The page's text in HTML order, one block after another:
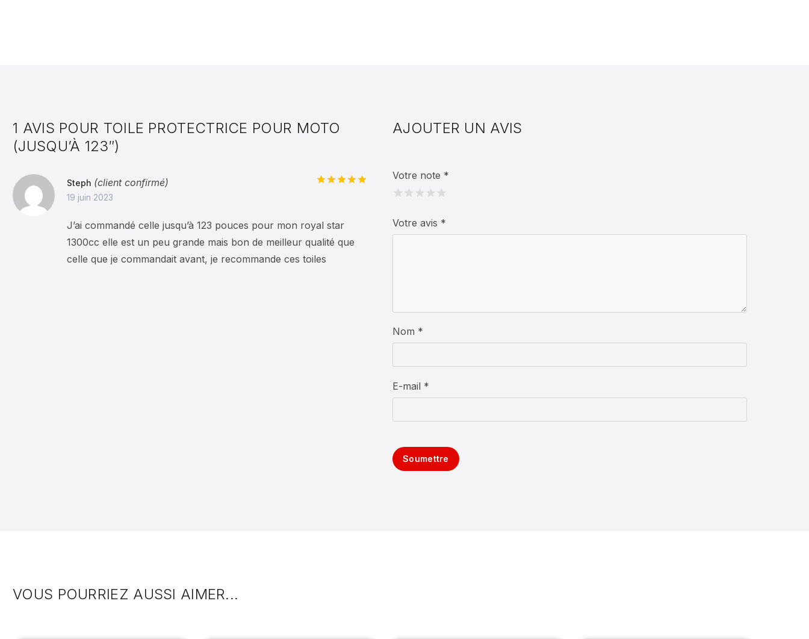
1 AVIS POUR TOILE PROTECTRICE POUR MOTO
(JUSQU’À 123″)
Steph (client confirmé)
19 juin 2023
J’ai commandé celle jusqu’à 123 pouces pour mon royal star
1300cc elle est un peu grande mais bon de meilleur qualité que
celle que je commandait avant, je recommande ces toiles
AJOUTER UN AVIS
Votre note *
Votre avis *
Nom *
E-mail *
Soumettre
VOUS POURRIEZ AUSSI AIMER...